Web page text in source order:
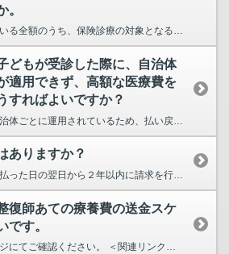
。
自己負担していただいている全額のうち、保険診療の対象となる金額の保険者負担分に相当する額を共済...
どもが受診した際に、自治体
適用できず、高額な医療費を
すればよいですか？
ありますか？
治療用装具購入代金を支払った日の翌日から２年以内に請求を行わないときは、時効により給付を受ける...
復師あての療養費の送金スケ
です。
当共済組合のホームページにてご確認ください。 ＜関連リンク＞ HOME > 柔道...